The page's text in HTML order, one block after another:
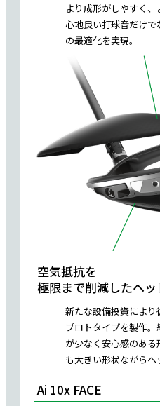
より成形がしやすく、
心地良い打球音だけ
の最適化を実現。
空気抵抗を
極限まで削減したヘ
新たな設備投資によ
プロトタイプを製作
が少なく安心感のあ
も大きい形状ながらヘ
Ai 10x FACE